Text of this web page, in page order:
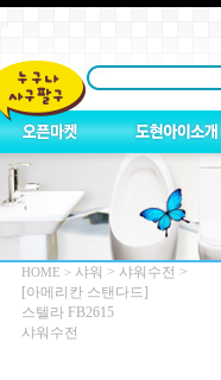
HOME > 샤워 > 샤워수전 >
[아메리칸 스탠다드]
스텔라 FB2615
샤워수전